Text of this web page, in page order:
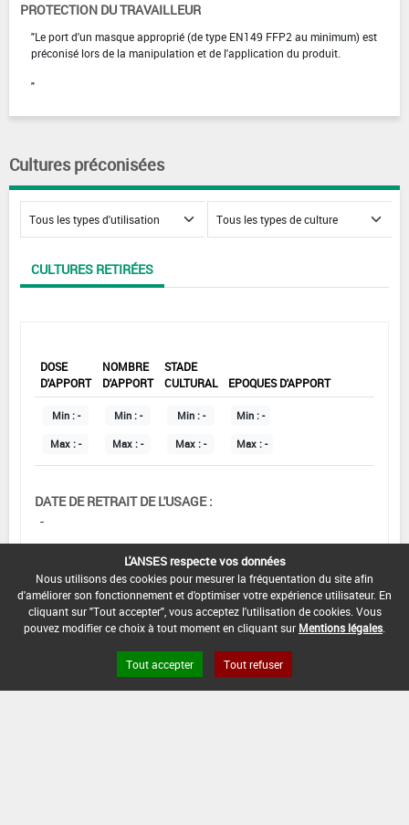
PROTECTION DU TRAVAILLEUR
"Le port d'un masque approprié (de type EN149 FFP2 au minimum) est
préconisé lors de la manipulation et de l'application du produit.
"
Cultures préconisées
CULTURES RETIRÉES
DOSE
D'APPORT
NOMBRE
D'APPORT
STADE
CULTURAL
EPOQUES D'APPORT
Min : -
Max : -
Min : -
Max : -
Min : -
Max : -
Min : -
Max : -
DATE DE RETRAIT DE L'USAGE :
-
COMMENTAIRE :L'ANSES respecte vos données
Nous utilisons des cookies pour mesurer la fréquentation du site afin
d'améliorer son fonctionnement et d'optimiser votre expérience utilisateur. En
cliquant sur "Tout accepter", vous acceptez l'utilisation de cookies. Vous
pouvez modifier ce choix à tout moment en cliquant sur Mentions légales
Tout accepter Tout refuser